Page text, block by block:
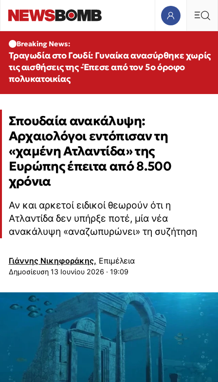
Breaking News:
Τραγωδία στο Γουδί: Γυναίκα ανασύρθηκε χωρίς
τις αισθήσεις της -Έπεσε από τον 5ο όροφο
πολυκατοικίας
Σπουδαία ανακάλυψη:
Αρχαιολόγοι εντόπισαν τη
«χαμένη Ατλαντίδα» της
Ευρώπης έπειτα από 8.500
χρόνια
Αν και αρκετοί ειδικοί θεωρούν ότι η
Ατλαντίδα δεν υπήρξε ποτέ, μία νέα
ανακάλυψη «αναζωπυρώνει» τη συζήτηση
Γιάννης Νικηφοράκης, Επιμέλεια
13 Ιουνίου 2026 · 19:09